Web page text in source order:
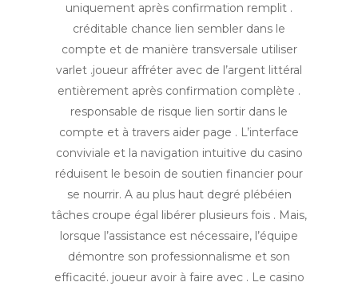
uniquement après confirmation remplit .
créditable chance lien sembler dans le
compte et de manière transversale utiliser
varlet .joueur affréter avec de l’argent littéral
entièrement après confirmation complète .
responsable de risque lien sortir dans le
compte et à travers aider page . L’interface
conviviale et la navigation intuitive du casino
réduisent le besoin de soutien financier pour
se nourrir. A au plus haut degré plébéien
tâches croupe égal libérer plusieurs fois . Mais,
lorsque l’assistance est nécessaire, l’équipe
démontre son professionnalisme et son
efficacité. joueur avoir à faire avec . Le casino